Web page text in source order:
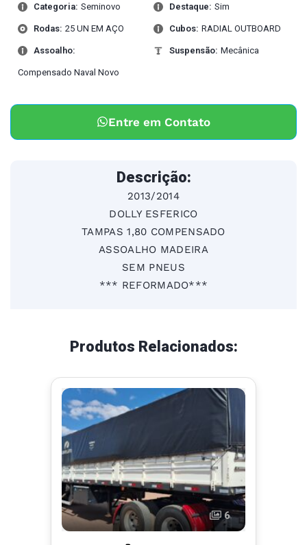
Categoria: Seminovo Destaque: Sim
Rodas: 25 UN EM AÇO Cubos: RADIAL OUTBOARD
Assoalho:
Compensado Naval Novo
Suspensão: Mecânica
Entre em Contato
Descrição:
2013/2014
DOLLY ESFERICO
TAMPAS 1,80 COMPENSADO
ASSOALHO MADEIRA
SEM PNEUS
*** REFORMADO***
Produtos Relacionados:
6